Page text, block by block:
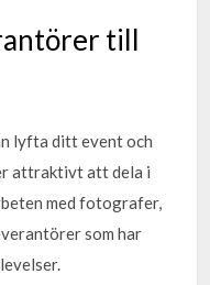
till
lyfta ditt event och
attraktivt att dela i
med fotografer,
som har